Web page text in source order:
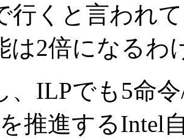
行くと言われ
は2倍になるわ
ILPでも5命
推進するIntel